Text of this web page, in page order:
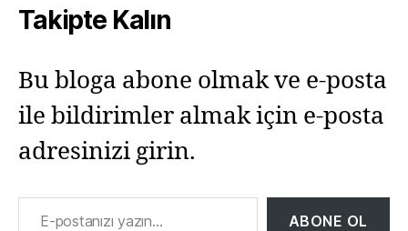
Takipte Kalın
Bu bloga abone olmak ve e-posta
ile bildirimler almak için e-posta
adresinizi girin.
E-postanızı yazın…
ABONE OL